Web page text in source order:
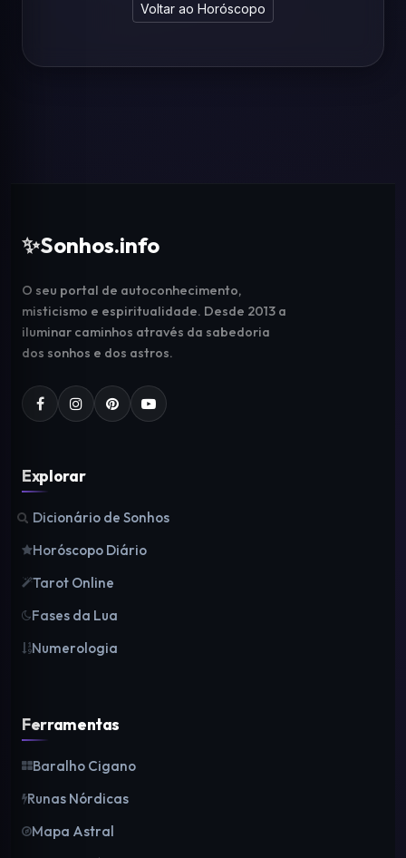
Voltar ao Horóscopo
✨Sonhos.info
O seu portal de autoconhecimento,
misticismo e espiritualidade. Desde 2013 a
iluminar caminhos através da sabedoria
dos sonhos e dos astros.
Explorar
Dicionário de Sonhos
Horóscopo Diário
Tarot Online
Fases da Lua
Numerologia
Ferramentas
Baralho Cigano
Runas Nórdicas
Mapa Astral